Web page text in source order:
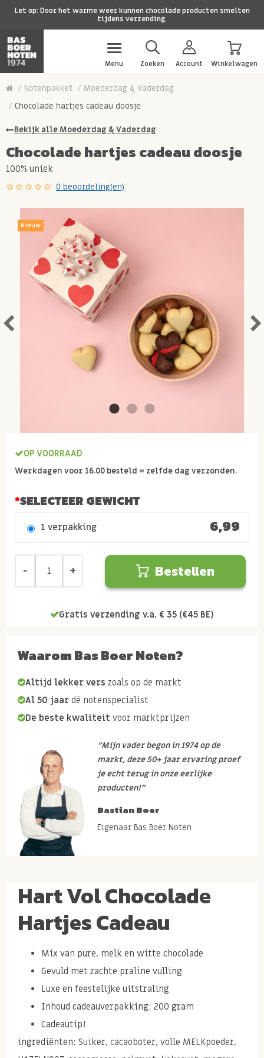
Let op: Door het warme weer kunnen chocolade producten smelten
tijdens verzending.
Menu Zoeken Account Winkelwagen
Notenpakket
Moederdag & Vaderdag
Chocolade hartjes cadeau doosje
Bekijk alle Moederdag & Vaderdag
Chocolade hartjes cadeau doosje
100% uniek
0 beoordeling(en)
Nieuw
OP VOORRAAD
Werkdagen voor 16.00 besteld = zelfde dag verzonden.
SELECTEER GEWICHT
1 verpakking 6,99
Bestellen
Gratis verzending v.a. € 35 (€45 BE)
Waarom Bas Boer Noten?
Altijd lekker vers zoals op de markt
Al 50 jaar dé notenspecialist
De beste kwaliteit voor marktprijzen
“Mijn vader begon in 1974 op de
markt, deze 50+ jaar ervaring proef
je echt terug in onze eerlijke
producten!”
Bastian Boer
Eigenaar Bas Boer Noten
Hart Vol Chocolade
Hartjes Cadeau
Mix van pure, melk en witte chocolade
Gevuld met zachte praline vulling
Luxe en feestelijke uitstraling
Inhoud cadeauverpakking: 200 gram
Cadeautip!
ingrediënten: Suiker, cacaoboter, volle MELKpoeder,